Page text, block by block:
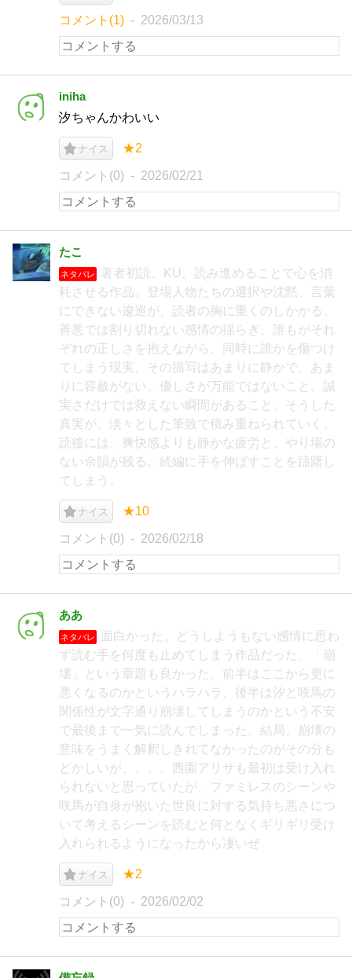
コメント(1) 2026/03/13
iniha
汐ちゃんかわいい
ナイス ★2
コメント(0) 2026/02/21
たこ
ネタバレ
著者初読。KU。読み進めることで心を消
耗させる作品。登場人物たちの選択や沈黙、言葉
にできない逡巡が、読者の胸に重くのしかかる。
善悪では割り切れない感情の揺らぎ、誰もがそれ
ぞれの正しさを抱えながら、同時に誰かを傷つけ
てしまう現実。その描写はあまりに静かで、あま
りに容赦がない。優しさが万能ではないこと。誠
実さだけでは救えない瞬間があること。そうした
真実が、淡々とした筆致で積み重ねられていく。
読後には、爽快感よりも静かな疲労と、やり場の
ない余韻が残る。続編に手を伸ばすことを躊躇し
てしまう。
ナイス ★10
コメント(0) 2026/02/18
ああ
ネタバレ
面白かった。どうしようもない感情に思わ
ず読む手を何度も止めてしまう作品だった。「崩
壊」という章題も良かった。前半はここから更に
悪くなるのかというハラハラ、後半は汐と咲馬の
関係性が文字通り崩壊してしまうのかという不安
で最後まで一気に読んでしまった。結局、崩壊の
意味をうまく解釈しきれてなかったのがその分も
どかしいが、、、。西園アリサも最初は受け入れ
られないと思っていたが、ファミレスのシーンや
咲馬が自身が抱いた世良に対する気持ち悪さにつ
いて考えるシーンを読むと何となくギリギリ受け
入れられるようになったから凄いぜ
ナイス ★2
コメント(0) 2026/02/02